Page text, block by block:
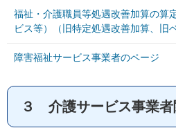
福祉・介護職員等処遇改善加算の算
ビス等）（旧特定処遇改善加算、旧
障害福祉サービス事業者のページ
３ 介護サービス事業者